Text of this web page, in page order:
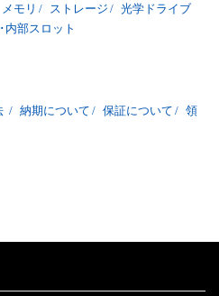
メモリ / ストレージ / 光学ドライブ
内部スロット
/ 納期について / 保証について / 領